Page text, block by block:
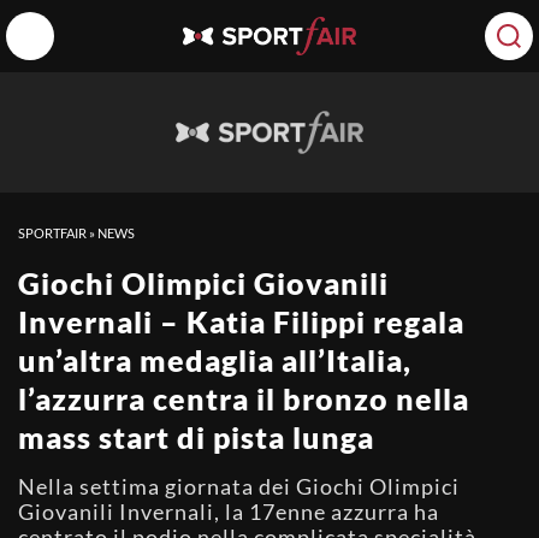
SPORTFAIR » NEWS
Giochi Olimpici Giovanili
Invernali – Katia Filippi regala
un’altra medaglia all’Italia,
l’azzurra centra il bronzo nella
mass start di pista lunga
Nella settima giornata dei Giochi Olimpici
Giovanili Invernali, la 17enne azzurra ha